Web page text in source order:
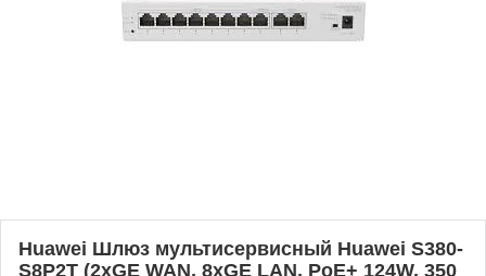
Huawei Шлюз мультисервисный Huawei S380-
S8P2T (2xGE WAN, 8xGE LAN, PoE+ 124W, 350